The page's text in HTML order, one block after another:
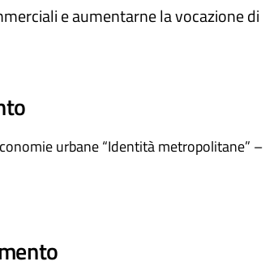
e aumentarne la vocazione di
urbane “Identità metropolitane” –